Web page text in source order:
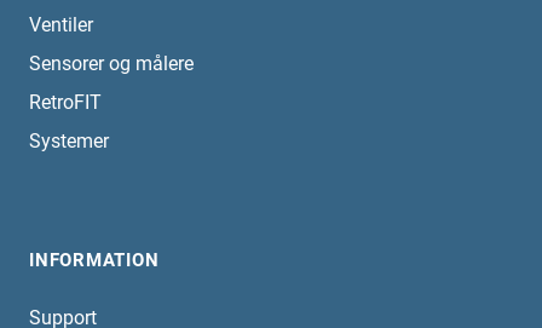
Ventiler
Sensorer og målere
RetroFIT
Systemer
INFORMATION
Support